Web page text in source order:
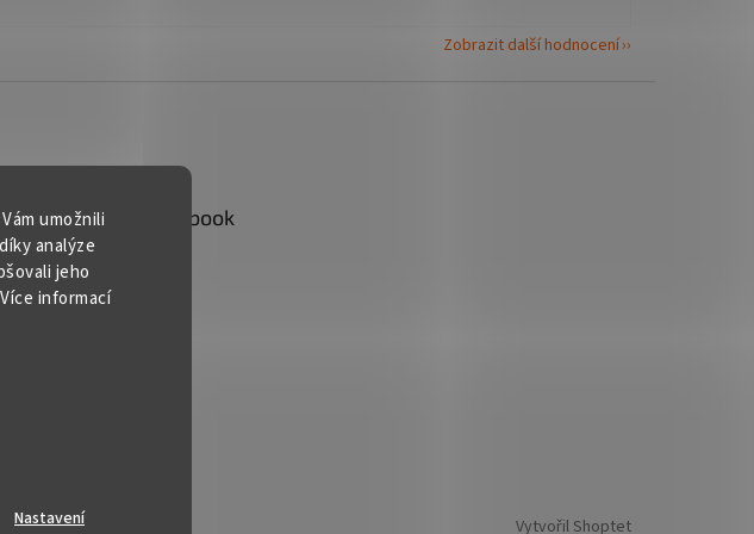
umožnili
analýze
jeho
informací
Nastavení
Zobrazit další hodnocení
Facebook
Vytvořil Shoptet